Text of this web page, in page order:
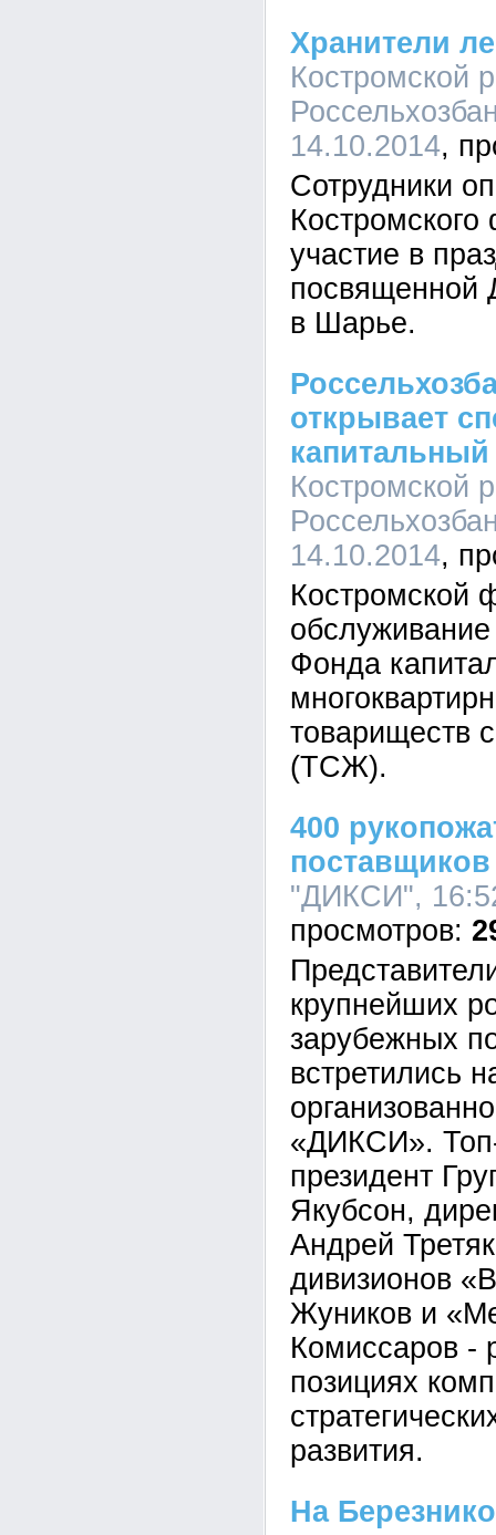
Хранители
Костромской
14.10.2014
Сотрудники
участие в
посвященной
в Шарье.
открывает
Костромской
14.10.2014
Костромской
Фонда
товариществ
(ТСЖ).
400
"ДИКСИ",
крупнейших
зарубежных
встретились
«ДИКСИ».
президент
Якубсон,
Андрей
дивизионов
Жуников и
Комиссаров -
позициях
развития.
На